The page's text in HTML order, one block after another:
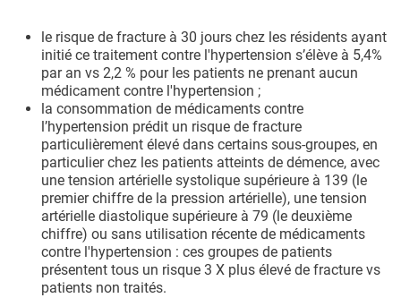
le risque de fracture à 30 jours chez les résidents ayant
initié ce traitement contre l'hypertension s’élève à 5,4%
par an vs 2,2 % pour les patients ne prenant aucun
médicament contre l'hypertension ;
la consommation de médicaments contre
l’hypertension prédit un risque de fracture
particulièrement élevé dans certains sous-groupes, en
particulier chez les patients atteints de démence, avec
une tension artérielle systolique supérieure à 139 (le
premier chiffre de la pression artérielle), une tension
artérielle diastolique supérieure à 79 (le deuxième
chiffre) ou sans utilisation récente de médicaments
contre l'hypertension : ces groupes de patients
présentent tous un risque 3 X plus élevé de fracture vs
patients non traités.